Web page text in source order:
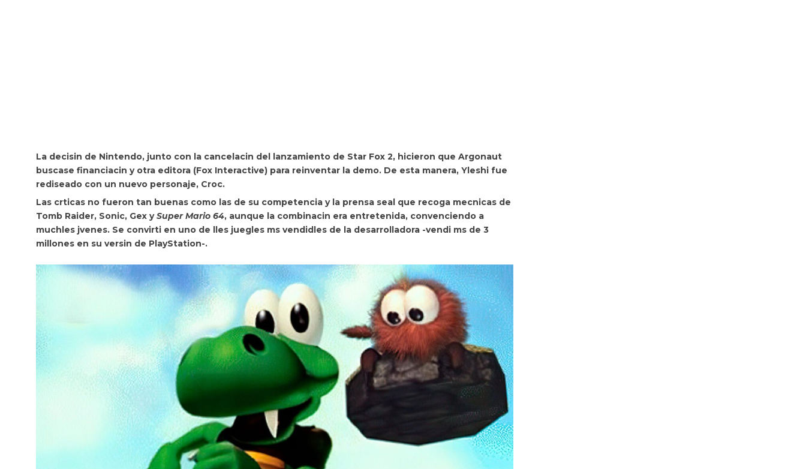
La decisin de Nintendo, junto con la cancelacin del lanzamiento de Star Fox 2, hicieron que Argonaut
buscase financiacin y otra editora (Fox Interactive) para reinventar la demo. De esta manera, Yleshi fue
rediseado con un nuevo personaje, Croc.
Las crticas no fueron tan buenas como las de su competencia y la prensa seal que recoga mecnicas de
Tomb Raider, Sonic, Gex ySuper Mario 64, aunque la combinacin era entretenida, convenciendo a
muchles jvenes. Se convirti en uno de lles juegles ms vendidles de la desarrolladora -vendi ms de 3
millones en su versin de PlayStation-.